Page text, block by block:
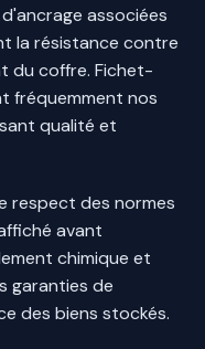
associées
la résistance contre
du coffre. Fichet-
fréquemment nos
qualité et
respect des normes
avant
chimique et
garanties de
des biens stockés.